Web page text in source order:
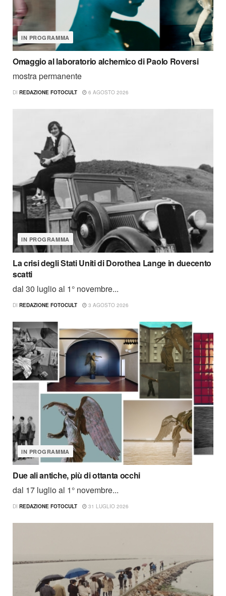
IN PROGRAMMA
Omaggio al laboratorio alchemico di Paolo Roversi
mostra permanente
DI REDAZIONE FOTOCULT 6 AGOSTO 2026
IN PROGRAMMA
La crisi degli Stati Uniti di Dorothea Lange in duecento
scatti
dal 30 luglio al 1° novembre...
DI REDAZIONE FOTOCULT 3 AGOSTO 2026
IN PROGRAMMA
Due ali antiche, più di ottanta occhi
dal 17 luglio al 1° novembre...
DI REDAZIONE FOTOCULT 31 LUGLIO 2026